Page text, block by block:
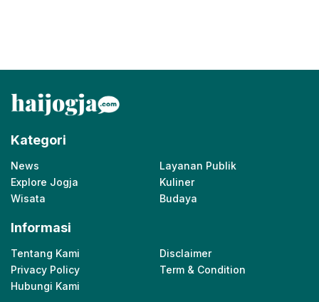
Kategori
News
Layanan Publik
Explore Jogja
Kuliner
Wisata
Budaya
Informasi
Tentang Kami
Disclaimer
Privacy Policy
Term & Condition
Hubungi Kami